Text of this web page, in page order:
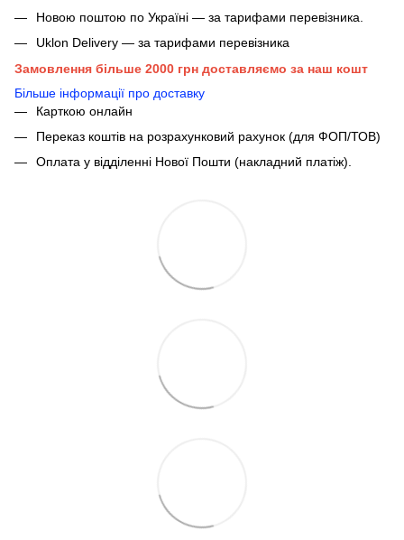
Новою поштою по Україні — за тарифами перевізника.
Uklon Delivery — за тарифами перевізника
Замовлення більше 2000 грн доставляємо за наш кошт
Більше інформації про доставку
Карткою онлайн
Переказ коштів на розрахунковий рахунок (для ФОП/ТОВ)
Оплата у відділенні Нової Пошти (накладний платіж).